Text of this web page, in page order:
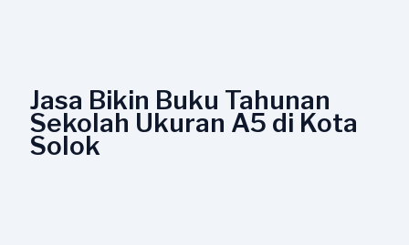
Jasa Bikin Buku Tahunan
Sekolah Ukuran A5 di Kota
Solok